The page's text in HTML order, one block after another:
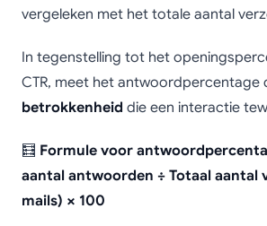
vergeleken met het totale aantal
In tegenstelling tot het
CTR, meet het antwoordpercentage
betrokkenheid die een interactie
🧮 Formule voor
aantal antwoorden ÷ Totaal aantal
mails) × 100